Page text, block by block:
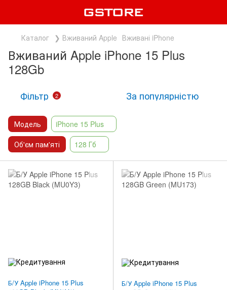
Каталог ❯ Вживаний Apple Вживані iPhone
Вживаний Apple iPhone 15 Plus
128Gb
Фільтр 2 За популярністю
Модель
iPhone 15 Plus
Об'єм пам'яті
128 Гб
Б/У Apple iPhone 15 Plus
Б/У Apple iPhone 15 Plus